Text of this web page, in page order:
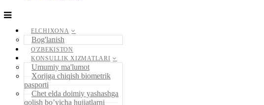
ELCHIXONA
Bog'lanish
O'ZBEKISTON
KONSULLIK XIZMATLARI
Umumiy ma'lumot
Xorijga chiqish biometrik
pasporti
Chet elda doimiy yashashga
qolish bo’yicha hujjatlarni